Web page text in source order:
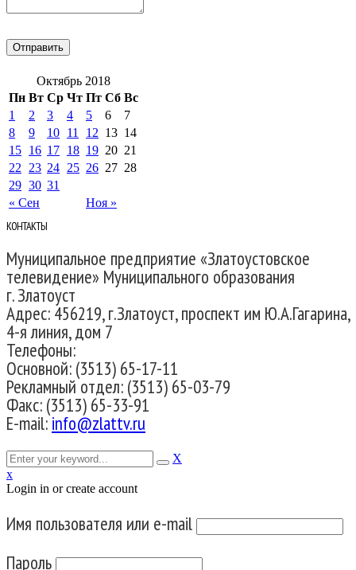
Октябрь 2018
Пн Вт Ср Чт Пт Сб Вс
« Сен Ноя »
1 2 3 4 5 6
7
8
9 10 11 12 13 14
15 16 17 18 19 20 21
22
23 24 25 26 27 28
29 30 31
КОНТАКТЫ
Муниципальное предприятие «Златоустовское
телевидение» Муниципального образования
г. Златоуст
Адрес: 456219, г.Златоуст, проспект им Ю.А.Гагарина,
4-я линия, дом 7
Телефоны:
Основной: (3513) 65-17-11
Рекламный отдел: (3513) 65-03-79
Факс: (3513) 65-33-91
E-mail:info@zlattv.ru
X
x
Login in or create account
Имя пользователя или e-mail
Пароль